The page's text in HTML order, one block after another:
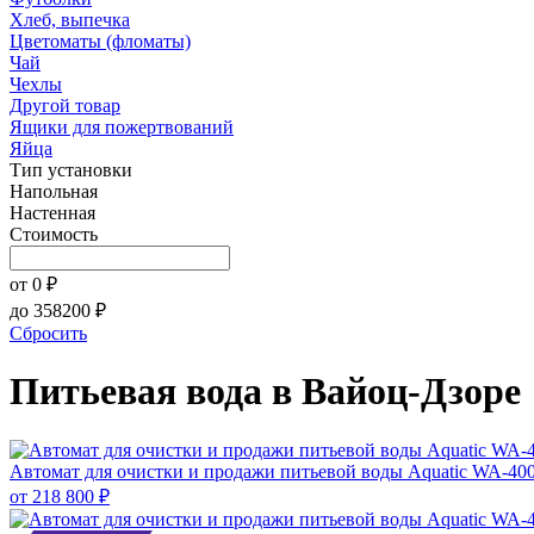
Хлеб, выпечка
Цветоматы (фломаты)
Чай
Чехлы
Другой товар
Ящики для пожертвований
Яйца
Тип установки
Напольная
Настенная
Стоимость
от 0 ₽
до 358200 ₽
Сбросить
Питьевая вода в Вайоц-Дзоре
Автомат для очистки и продажи питьевой воды Aquatic WA-
от 218 800 ₽